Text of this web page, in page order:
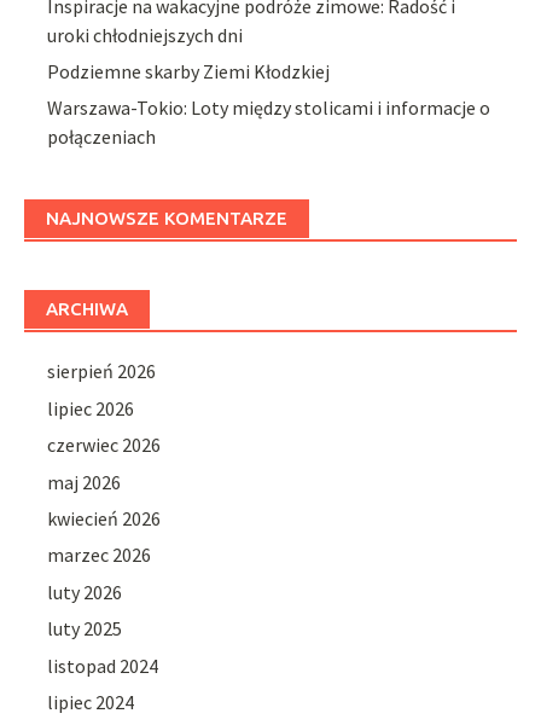
Inspiracje na wakacyjne podróże zimowe: Radość i
uroki chłodniejszych dni
Podziemne skarby Ziemi Kłodzkiej
Warszawa-Tokio: Loty między stolicami i informacje o
połączeniach
NAJNOWSZE KOMENTARZE
ARCHIWA
sierpień 2026
lipiec 2026
czerwiec 2026
maj 2026
kwiecień 2026
marzec 2026
luty 2026
luty 2025
listopad 2024
lipiec 2024